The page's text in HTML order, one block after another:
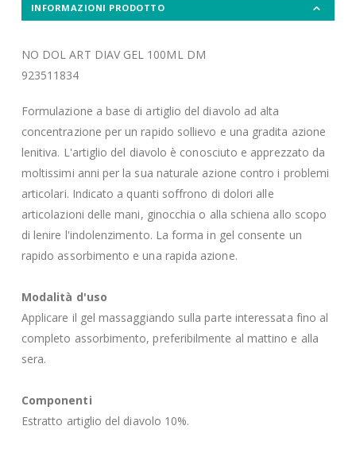
INFORMAZIONI PRODOTTO
NO DOL ART DIAV GEL 100ML DM
923511834
Formulazione a base di artiglio del diavolo ad alta
concentrazione per un rapido sollievo e una gradita azione
lenitiva. L'artiglio del diavolo è conosciuto e apprezzato da
moltissimi anni per la sua naturale azione contro i problemi
articolari. Indicato a quanti soffrono di dolori alle
articolazioni delle mani, ginocchia o alla schiena allo scopo
di lenire l'indolenzimento. La forma in gel consente un
rapido assorbimento e una rapida azione.
Modalità d'uso
Applicare il gel massaggiando sulla parte interessata fino al
completo assorbimento, preferibilmente al mattino e alla
sera.
Componenti
Estratto artiglio del diavolo 10%.